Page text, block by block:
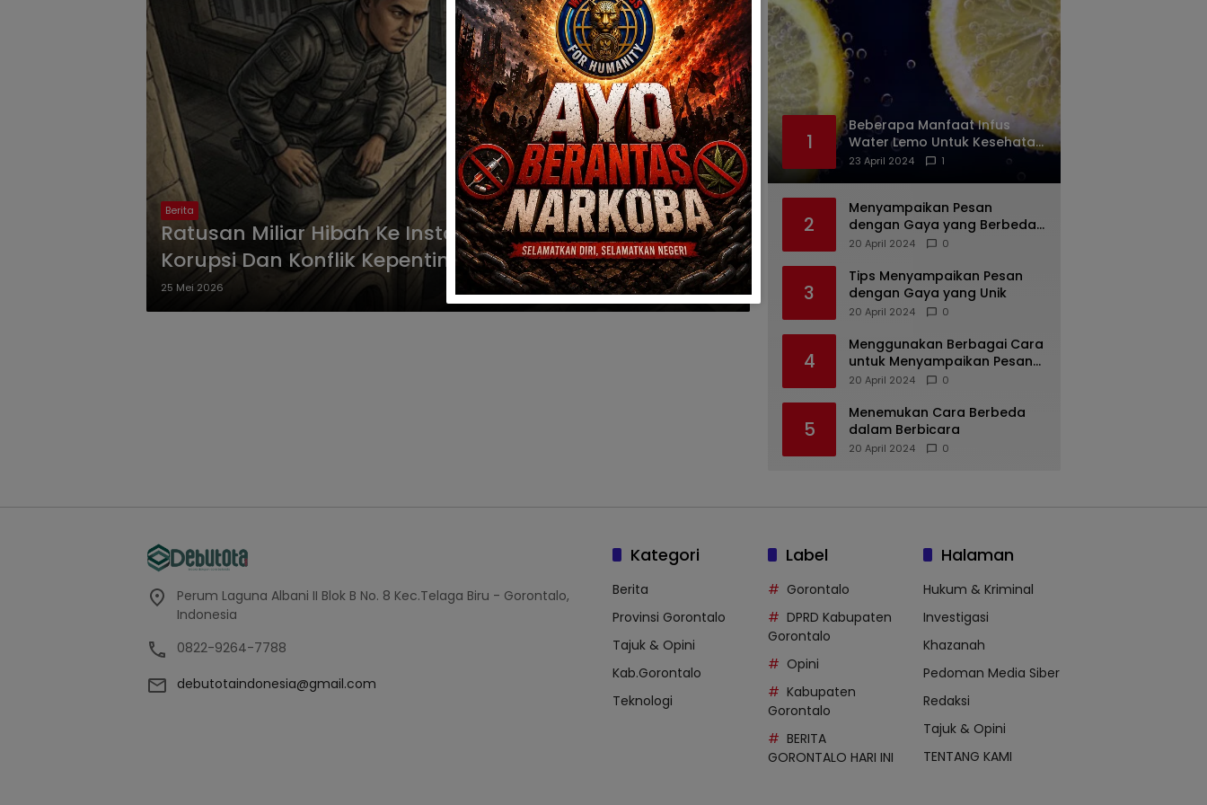
Berita
Ratusan Miliar Hibah Ke Instansi Vertikal, KPK Lirik Potensi
Korupsi Dan Konflik Kepentingan Di Daerah
25 Mei 2026
1
Beberapa Manfaat Infus
Water Lemo Untuk Kesehatan
Anda
23 April 2024 1
2
Menyampaikan Pesan
dengan Gaya yang Berbeda:
Tips untuk Bicara yang
20 April 2024 0
3
Tips Menyampaikan Pesan
dengan Gaya yang Unik
20 April 2024 0
4
Menggunakan Berbagai Cara
untuk Menyampaikan Pesan
dengan Efektif
20 April 2024 0
5
Menemukan Cara Berbeda
dalam Berbicara
20 April 2024 0
Perum Laguna Albani II Blok B No. 8 Kec.Telaga Biru - Gorontalo,
Indonesia
0822-9264-7788
debutotaindonesia@gmail.com
Kategori
Berita
Provinsi Gorontalo
Tajuk & Opini
Kab.Gorontalo
Teknologi
Label
Gorontalo
DPRD Kabupaten
Gorontalo
Opini
Kabupaten
Gorontalo
BERITA
GORONTALO HARI INI
Halaman
Hukum & Kriminal
Investigasi
Khazanah
Pedoman Media Siber
Redaksi
Tajuk & Opini
TENTANG KAMI